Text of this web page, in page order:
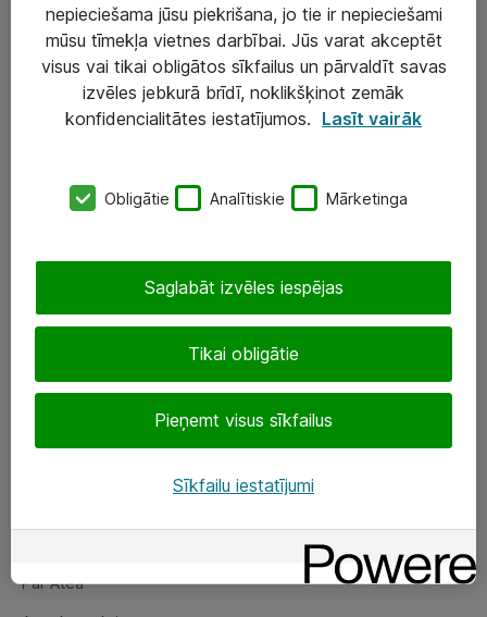
IT infrastruktūra
Darba vietu IT risinājumi
Serveri un datu centri
SIA „ATEA”
eShop@atea.lv
Sekojiet mums
Par Atea
Par Atea
nepieciešama jūsu piekrišana, jo tie ir nepieciešami
mūsu tīmekļa vietnes darbībai. Jūs varat akceptēt
visus vai tikai obligātos sīkfailus un pārvaldīt savas
izvēles jebkurā brīdī, noklikšķinot zemāk
konfidencialitātes iestatījumos. Lasīt vairāk
Obligātie Analītiskie Mārketinga
Tikai obligātie
Pieņemt visus sīkfailus
Saglabāt izvēles iespējas
Sīkfailu iestatījumi